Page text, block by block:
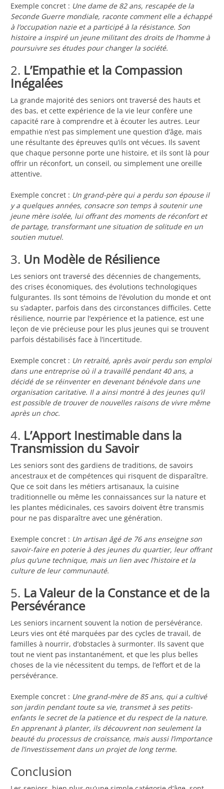
Exemple concret : Une dame de 82 ans, rescapée de la
Seconde Guerre mondiale, raconte comment elle a échappé
à l’occupation nazie et a participé à la résistance. Son
histoire a inspiré un jeune militant des droits de l’homme à
poursuivre ses études pour changer la société.
2. L’Empathie et la Compassion
Inégalées
La grande majorité des seniors ont traversé des hauts et
des bas, et cette expérience de la vie leur confère une
capacité rare à comprendre et à écouter les autres. Leur
empathie n’est pas simplement une question d’âge, mais
une résultante des épreuves qu’ils ont vécues. Ils savent
que chaque personne porte une histoire, et ils sont là pour
offrir un réconfort, un conseil, ou simplement une oreille
attentive.
Exemple concret : Un grand-père qui a perdu son épouse il
y a quelques années, consacre son temps à soutenir une
jeune mère isolée, lui offrant des moments de réconfort et
de partage, transformant une situation de solitude en un
soutien mutuel.
3. Un Modèle de Résilience
Les seniors ont traversé des décennies de changements,
des crises économiques, des évolutions technologiques
fulgurantes. Ils sont témoins de l’évolution du monde et ont
su s’adapter, parfois dans des circonstances difficiles. Cette
résilience, nourrie par l’expérience et la patience, est une
leçon de vie précieuse pour les plus jeunes qui se trouvent
parfois déstabilisés face à l’incertitude.
Exemple concret : Un retraité, après avoir perdu son emploi
dans une entreprise où il a travaillé pendant 40 ans, a
décidé de se réinventer en devenant bénévole dans une
organisation caritative. Il a ainsi montré à des jeunes qu’il
est possible de trouver de nouvelles raisons de vivre même
après un choc.
4. L’Apport Inestimable dans la
Transmission du Savoir
Les seniors sont des gardiens de traditions, de savoirs
ancestraux et de compétences qui risquent de disparaître.
Que ce soit dans les métiers artisanaux, la cuisine
traditionnelle ou même les connaissances sur la nature et
les plantes médicinales, ces savoirs doivent être transmis
pour ne pas disparaître avec une génération.
Exemple concret : Un artisan âgé de 76 ans enseigne son
savoir-faire en poterie à des jeunes du quartier, leur offrant
plus qu’une technique, mais un lien avec l’histoire et la
culture de leur communauté.
5. La Valeur de la Constance et de la
Persévérance
Les seniors incarnent souvent la notion de persévérance.
Leurs vies ont été marquées par des cycles de travail, de
familles à nourrir, d’obstacles à surmonter. Ils savent que
tout ne vient pas instantanément, et que les plus belles
choses de la vie nécessitent du temps, de l’effort et de la
persévérance.
Exemple concret : Une grand-mère de 85 ans, qui a cultivé
son jardin pendant toute sa vie, transmet à ses petits-
enfants le secret de la patience et du respect de la nature.
En apprenant à planter, ils découvrent non seulement la
beauté du processus de croissance, mais aussi l’importance
de l’investissement dans un projet de long terme.
Conclusion